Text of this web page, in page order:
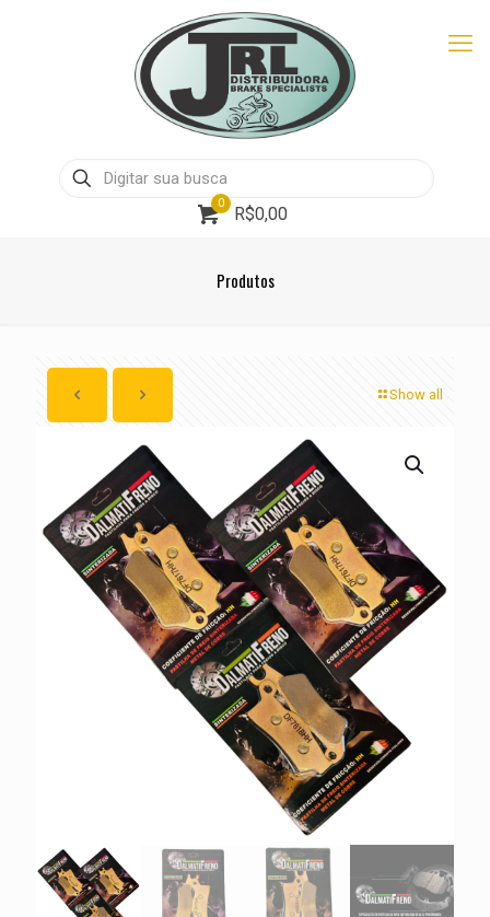
0
R$0,00
Produtos
Show all